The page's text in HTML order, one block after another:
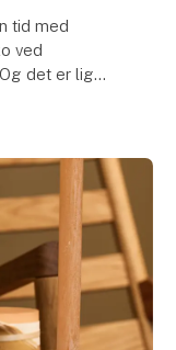
tid med
ved
det er lige